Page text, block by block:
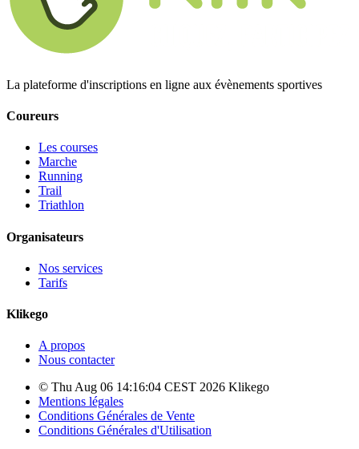
La plateforme d'inscriptions en ligne aux évènements sportives
Coureurs
Les courses
Marche
Running
Trail
Triathlon
Organisateurs
Nos services
Tarifs
Klikego
A propos
Nous contacter
© Thu Aug 06 14:16:04 CEST 2026 Klikego
Mentions légales
Conditions Générales de Vente
Conditions Générales d'Utilisation